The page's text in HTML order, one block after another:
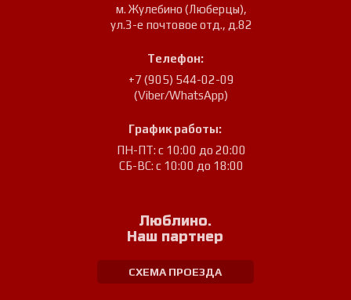
м. Жулебино (Люберцы),
ул.3-е почтовое отд., д.82
Телефон:
+7 (905) 544-02-09
(Viber/WhatsApp)
График работы:
ПН-ПТ: с 10:00 до 20:00
СБ-ВС: с 10:00 до 18:00
Люблино.
Наш партнер
СХЕМА ПРОЕЗДА